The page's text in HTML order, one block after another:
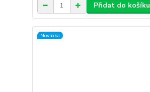
Přidat do košíku
Novinka